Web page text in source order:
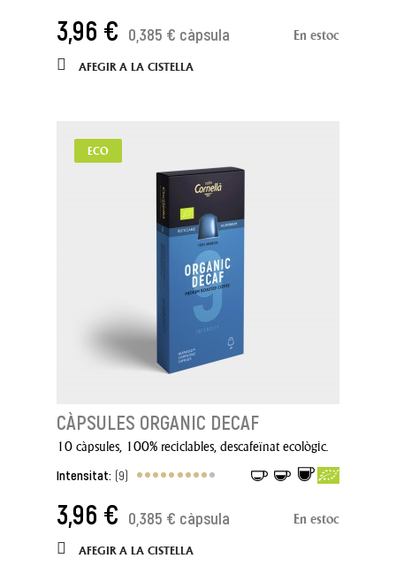
3,96 € 0,385 € càpsula En estoc
AFEGIR A LA CISTELLA
ECO
CÀPSULES ORGANIC DECAF
10 càpsules, 100% reciclables, descafeïnat ecològic.
Intensitat: (9)
3,96 € 0,385 € càpsula En estoc
AFEGIR A LA CISTELLA